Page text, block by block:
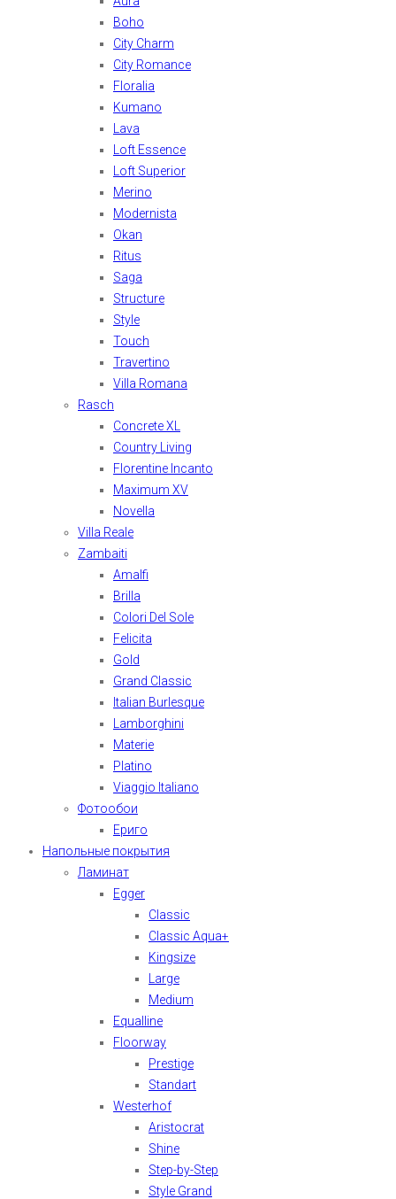
Boho
City Charm
City Romance
Floralia
Kumano
Lava
Loft Essence
Loft Superior
Merino
Modernista
Okan
Ritus
Saga
Structure
Style
Touch
Travertino
Villa Romana
Rasch
Concrete XL
Country Living
Florentine Incanto
Maximum XV
Novella
Villa Reale
Zambaiti
Amalfi
Brilla
Colori Del Sole
Felicita
Gold
Grand Classic
Italian Burlesque
Lamborghini
Materie
Platino
Viaggio Italiano
Фотообои
Ериго
Напольные покрытия
Ламинат
Egger
Classic
Classic Aqua+
Kingsize
Large
Medium
Equalline
Floorway
Prestige
Standart
Westerhof
Aristocrat
Shine
Step-by-Step
Style Grand